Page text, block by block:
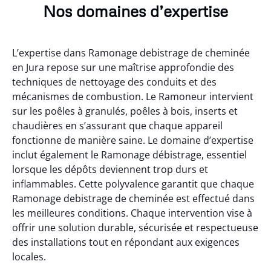
Nos domaines d’expertise
L’expertise dans Ramonage debistrage de cheminée
en Jura repose sur une maîtrise approfondie des
techniques de nettoyage des conduits et des
mécanismes de combustion. Le Ramoneur intervient
sur les poêles à granulés, poêles à bois, inserts et
chaudières en s’assurant que chaque appareil
fonctionne de manière saine. Le domaine d’expertise
inclut également le Ramonage débistrage, essentiel
lorsque les dépôts deviennent trop durs et
inflammables. Cette polyvalence garantit que chaque
Ramonage debistrage de cheminée est effectué dans
les meilleures conditions. Chaque intervention vise à
offrir une solution durable, sécurisée et respectueuse
des installations tout en répondant aux exigences
locales.